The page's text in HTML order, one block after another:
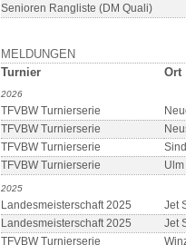
Senioren Rangliste (DM Quali)
MELDUNGEN
Turnier
Ort
2026
TFVBW Turnierserie
TFVBW Turnierserie
TFVBW Turnierserie
TFVBW Turnierserie
Ulm
2025
Landesmeisterschaft 2025
Jet
Landesmeisterschaft 2025
Jet
TFVBW Turnierserie